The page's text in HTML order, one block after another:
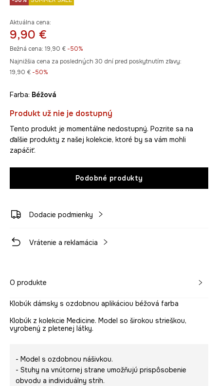
Aktuálna cena:
9,90 €
Bežná cena: 19,90 € -50%
Najnižšia cena za posledných 30 dní pred poskytnutím zľavy:
19,90 € -50%
Farba: béžová
Produkt už nie je dostupný
Tento produkt je momentálne nedostupný. Pozrite sa na
ďalšie produkty z našej kolekcie, ktoré by sa vám mohli
zapáčiť.
Podobné produkty
Dodacie podmienky
Vrátenie a reklamácia
O produkte
Klobúk dámsky s ozdobnou aplikáciou béžová farba
Klobúk z kolekcie Medicine. Model so širokou strieškou,
vyrobený z pletenej látky.
- Model s ozdobnou nášivkou.
- Stuhy na vnútornej strane umožňujú prispôsobenie
obvodu a individuálny strih.